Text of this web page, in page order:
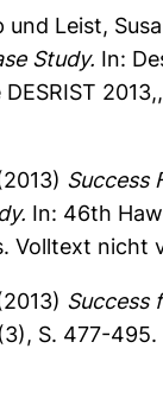
und Leist,
Study. In:
Success
In: 46th
Volltext nicht
Success
S. 477-495.